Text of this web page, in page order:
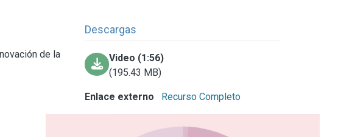
de la
Descargas
Video (1:56)
(195.43 MB)
Enlace externo Recurso Completo